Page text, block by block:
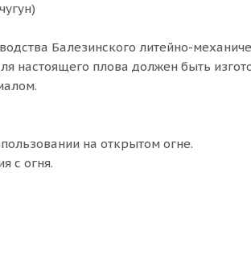
Балезинского литейно-
плова должен быть
на открытом огне.
с огня.